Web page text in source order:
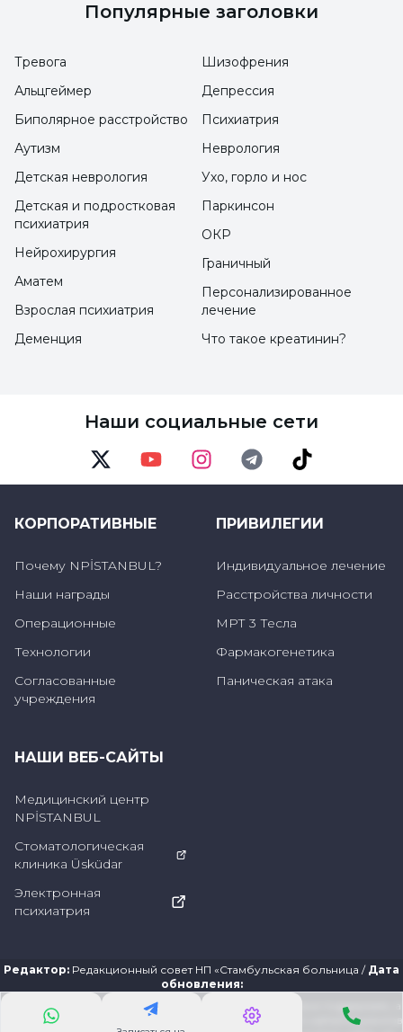
Популярные заголовки
Тревога
Альцгеймер
Биполярное расстройство
Аутизм
Детская неврология
Шизофрения
Депрессия
Психиатрия
Неврология
Ухо, горло и нос
Детская и подростковая
психиатрия
Нейрохирургия
Аматем
Взрослая психиатрия
Деменция
Паркинсон
ОКР
Граничный
Персонализированное
лечение
Что такое креатинин?
Наши социальные сети
КОРПОРАТИВНЫЕ
Почему NPİSTANBUL?
Наши награды
Операционные
Технологии
Согласованные
учреждения
ПРИВИЛЕГИИ
Индивидуальное лечение
Расстройства личности
МРТ 3 Тесла
Фармакогенетика
Паническая атака
НАШИ ВЕБ-САЙТЫ
Медицинский центр
NPİSTANBUL
Стоматологическая
клиника Üsküdar
Электронная
психиатрия
Редактор: Редакционный совет НП «Стамбульская больница / Дата
обновления:
Информация, представленная на этом сайте, призвана поддержать, а
не заменить существующие отношения посетителей сайта/пациентов